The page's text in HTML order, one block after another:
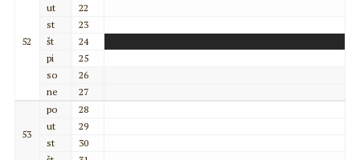
52
ut
22
st
23
št
24
pi
25
so
26
ne
27
53
po
28
ut
29
st
30